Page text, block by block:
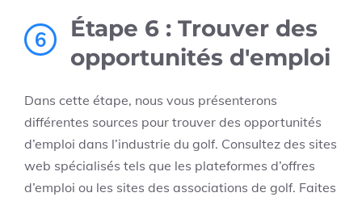
6
Étape 6 : Trouver des
opportunités d'emploi
Dans cette étape, nous vous présenterons
différentes sources pour trouver des opportunités
d’emploi dans l’industrie du golf. Consultez des sites
web spécialisés tels que les plateformes d’offres
d’emploi ou les sites des associations de golf. Faites